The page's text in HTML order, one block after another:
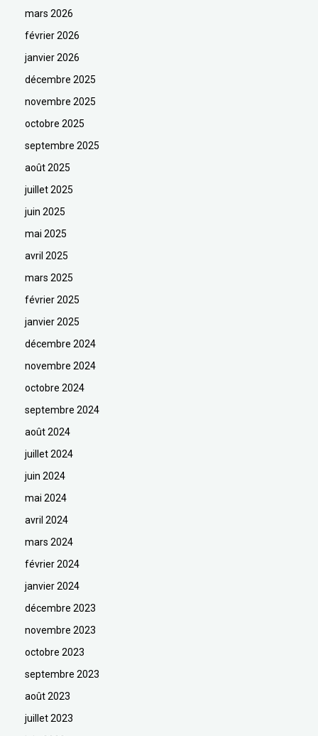
mars 2026
février 2026
janvier 2026
décembre 2025
novembre 2025
octobre 2025
septembre 2025
août 2025
juillet 2025
juin 2025
mai 2025
avril 2025
mars 2025
février 2025
janvier 2025
décembre 2024
novembre 2024
octobre 2024
septembre 2024
août 2024
juillet 2024
juin 2024
mai 2024
avril 2024
mars 2024
février 2024
janvier 2024
décembre 2023
novembre 2023
octobre 2023
septembre 2023
août 2023
juillet 2023